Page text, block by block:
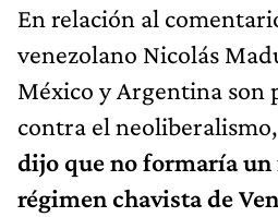
En relación al
venezolano Nicolás
México y Argentina son
contra el neoliberalismo,
dijo que no formaría
régimen chavista de